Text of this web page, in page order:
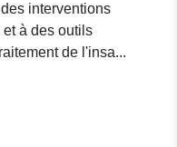
interventions
à des outils
de l'insa...